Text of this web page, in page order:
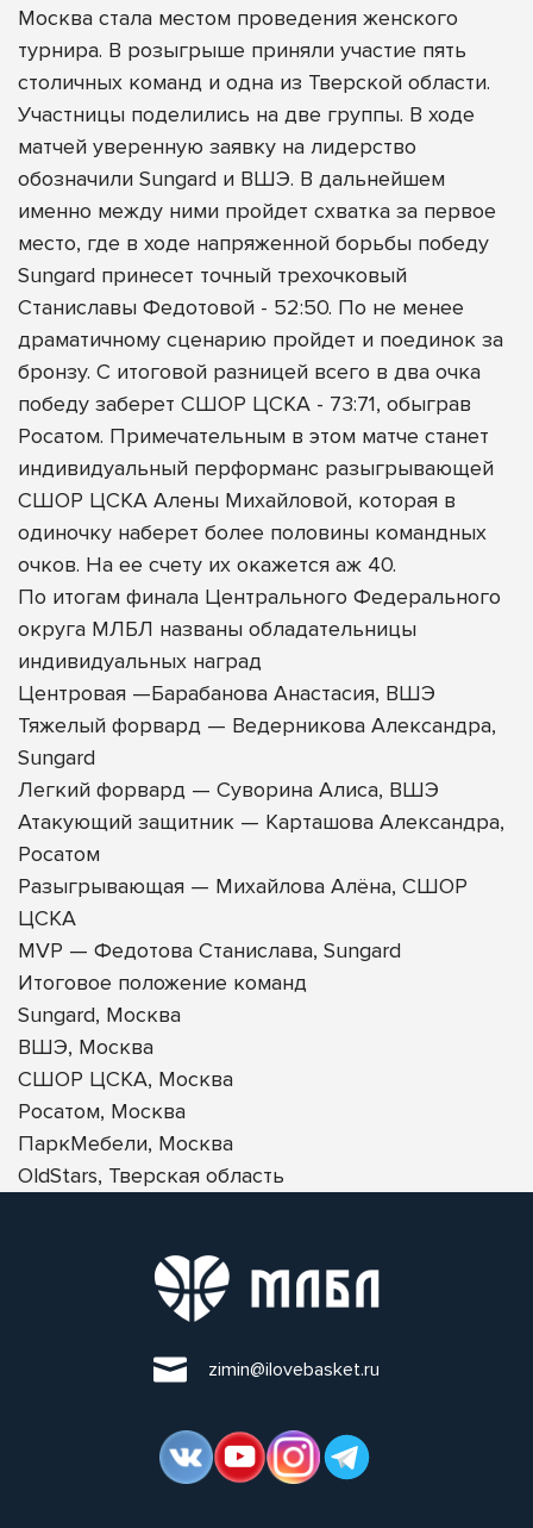
Москва стала местом проведения женского
турнира. В розыгрыше приняли участие пять
столичных команд и одна из Тверской области.
Участницы поделились на две группы. В ходе
матчей уверенную заявку на лидерство
обозначили Sungard и ВШЭ. В дальнейшем
именно между ними пройдет схватка за первое
место, где в ходе напряженной борьбы победу
Sungard принесет точный трехочковый
Станиславы Федотовой - 52:50. По не менее
драматичному сценарию пройдет и поединок за
бронзу. С итоговой разницей всего в два очка
победу заберет СШОР ЦСКА - 73:71, обыграв
Росатом. Примечательным в этом матче станет
индивидуальный перформанс разыгрывающей
СШОР ЦСКА Алены Михайловой, которая в
одиночку наберет более половины командных
очков. На ее счету их окажется аж 40.
По итогам финала Центрального Федерального
округа МЛБЛ названы обладательницы
индивидуальных наград
Центровая —Барабанова Анастасия, ВШЭ
Тяжелый форвард — Ведерникова Александра,
Sungard
Легкий форвард — Суворина Алиса, ВШЭ
Атакующий защитник — Карташова Александра,
Росатом
Разыгрывающая — Михайлова Алёна, СШОР
ЦСКА
MVP — Федотова Станислава, Sungard
Итоговое положение команд
Sungard, Москва
ВШЭ, Москва
СШОР ЦСКА, Москва
Росатом, Москва
ПаркМебели, Москва
OldStars, Тверская область
zimin@ilovebasket.ru